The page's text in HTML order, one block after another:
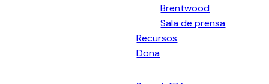
Brentwood
Sala de prensa
Recursos
Dona